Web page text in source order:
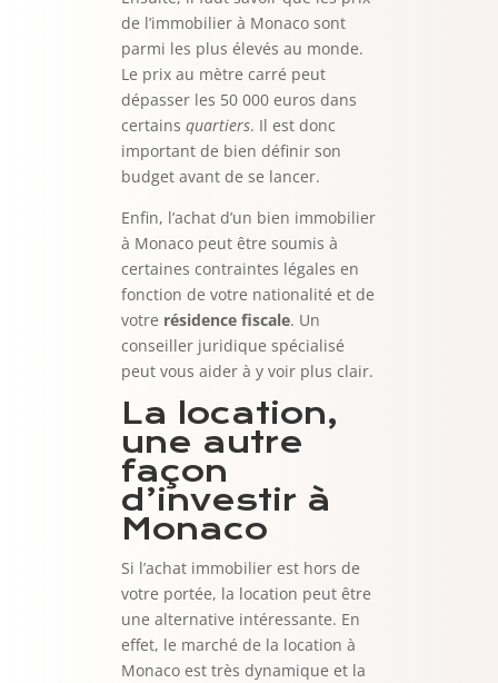
de l’immobilier à Monaco sont
parmi les plus élevés au monde.
Le prix au mètre carré peut
dépasser les 50 000 euros dans
certains quartiers. Il est donc
important de bien définir son
budget avant de se lancer.
Enfin, l’achat d’un bien immobilier
à Monaco peut être soumis à
certaines contraintes légales en
fonction de votre nationalité et de
votre résidence fiscale. Un
conseiller juridique spécialisé
peut vous aider à y voir plus clair.
La location,
une autre
façon
d’investir à
Monaco
Si l’achat immobilier est hors de
votre portée, la location peut être
une alternative intéressante. En
effet, le marché de la location à
Monaco est très dynamique et la